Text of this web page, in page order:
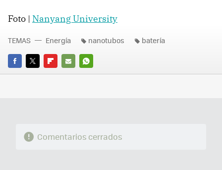
Foto | Nanyang University
FACEBOOK
TWITTERFLIPBOARD
E-
WHATSAPP
TEMAS Energía nanotubos batería
Comentarios cerrados